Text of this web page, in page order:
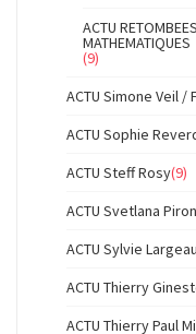
ACTU
MATHEMATIQUES
(9)
ACTU Simone Veil
ACTU Sophie
ACTU Steff Rosy(9)
ACTU Svetlana
ACTU Sylvie
ACTU Thierry
ACTU Thierry Paul